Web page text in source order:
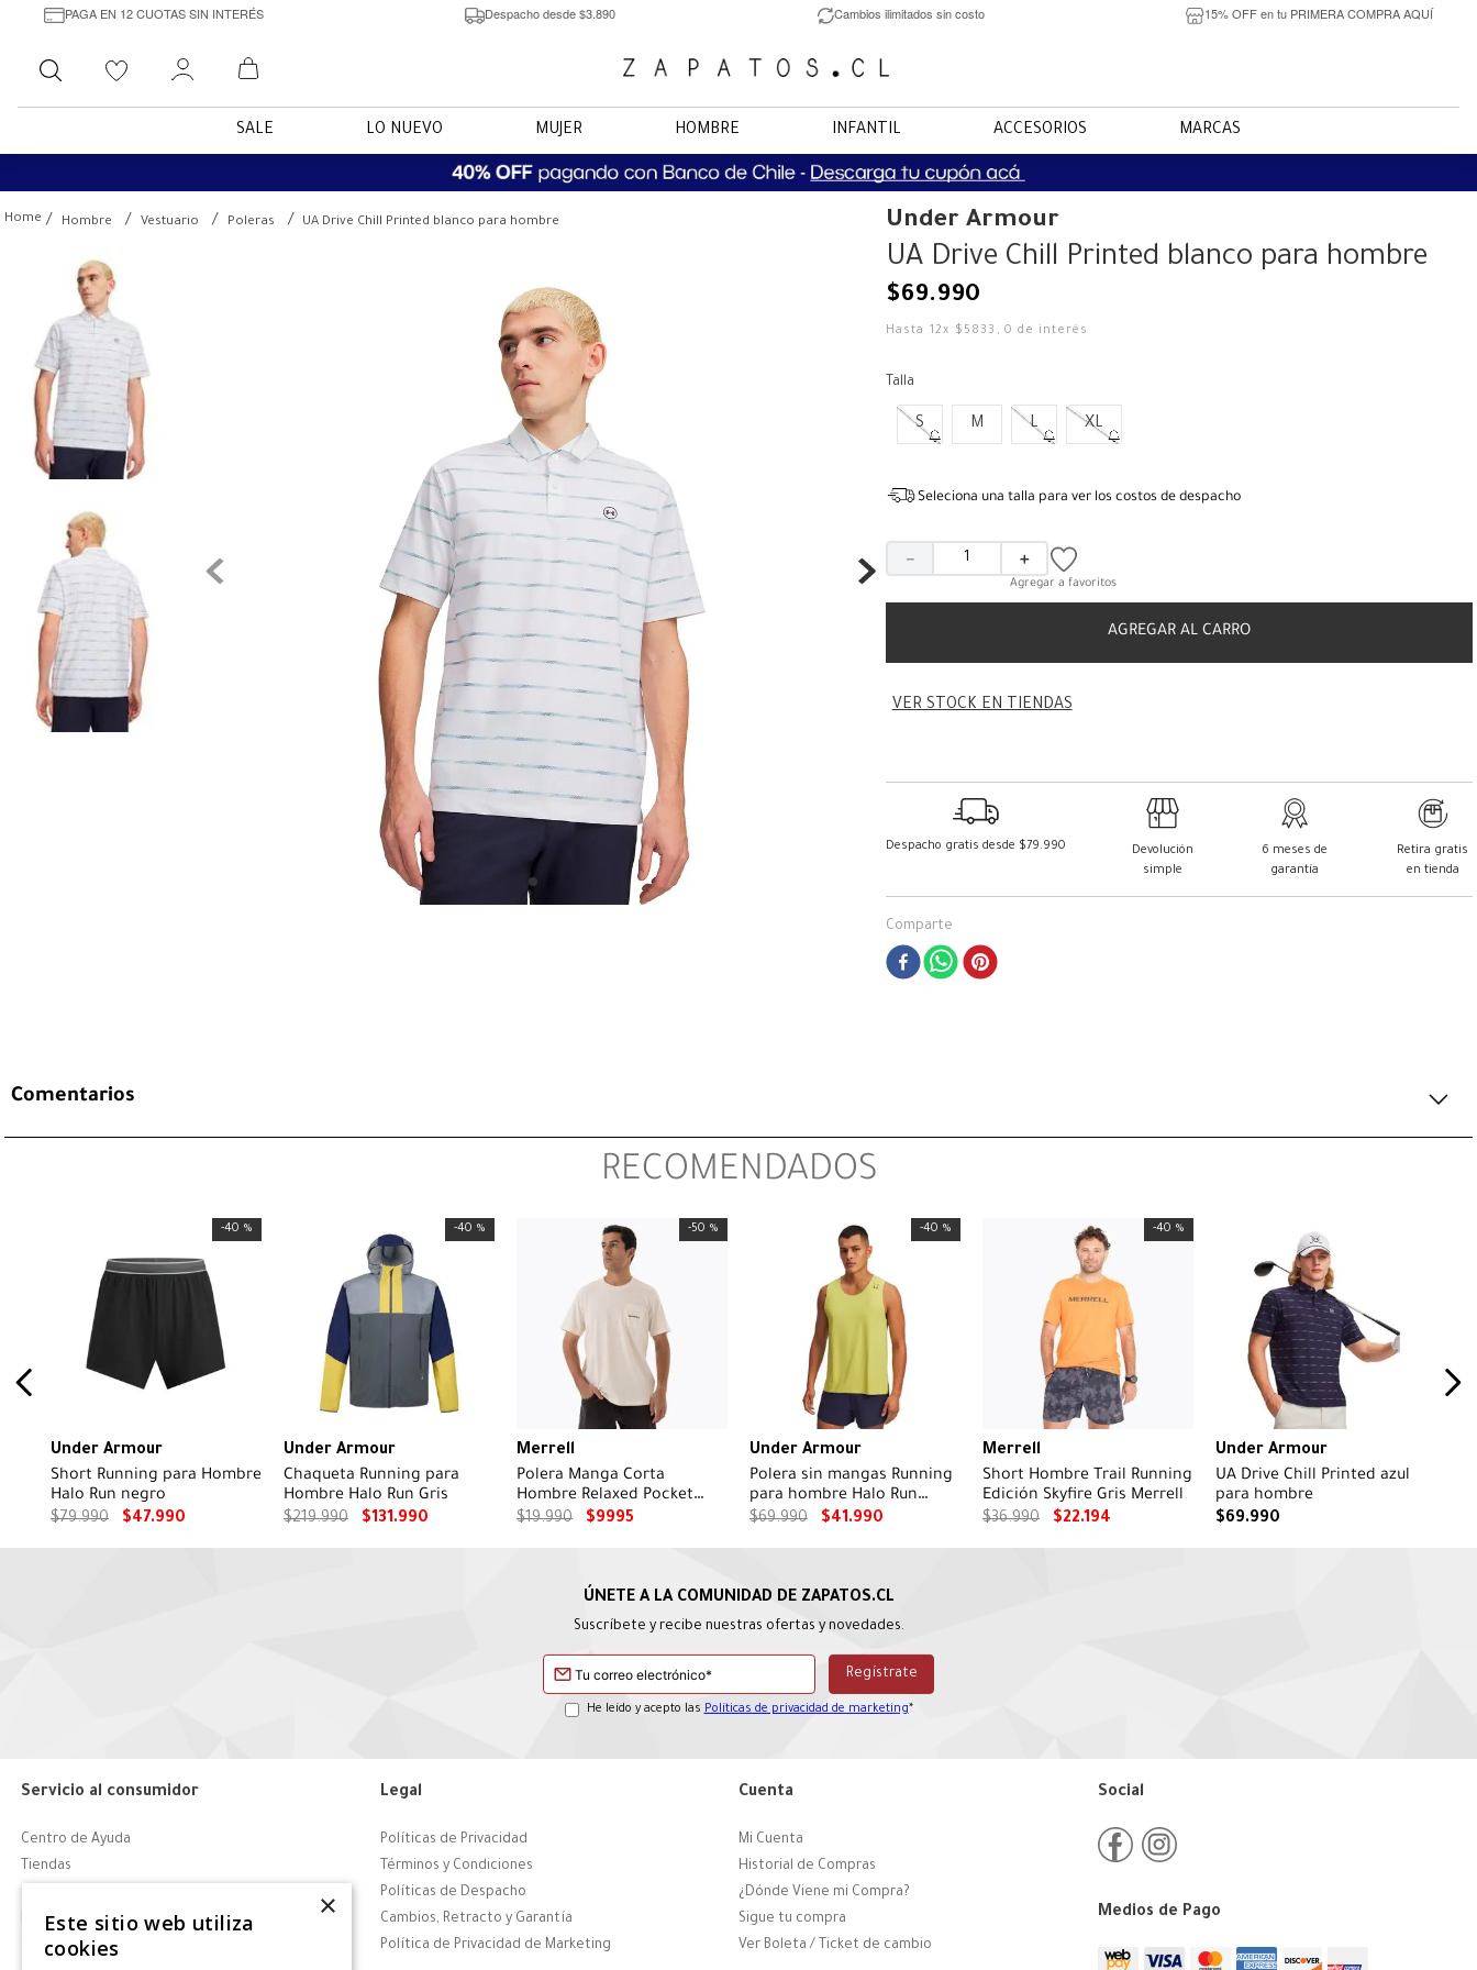
PAGA EN 12 CUOTAS SIN INTERÉS Despacho desde $3.890 Cambios ilimitados sin costo 15% OFF en tu PRIMERA COMPRA AQUÍ
Buscar
SALE LO NUEVO MUJER HOMBRE INFANTIL ACCESORIOS MARCAS
Hombre Vestuario Poleras UA Drive Chill Printed blanco para hombre Under Armour
UA Drive Chill Printed blanco para hombre
$69.990
Hasta 12x $ 5833 ,0 de interés
Talla
S M L XL
Seleciona una talla para ver los costos de despacho
＋
－
AGREGAR AL CARRO
VER STOCK EN TIENDAS
Despacho gratis desde $79.990
Devolución
simple
6 meses de
garantía
Retira gratis
en tienda
Comparte
Comentarios
RECOMENDADOS
-40 %
Under Armour
Short Running para Hombre
Halo Run negro
$79.990 $47.990
-40 %
Under Armour
Chaqueta Running para
Hombre Halo Run Gris
$219.990 $131.990
-50 %
Merrell
Polera Manga Corta
Hombre Relaxed Pocket
Beige Merrell
$19.990 $9995
-40 %
Under Armour
Polera sin mangas Running
para hombre Halo Run
amarillo
$69.990 $41.990
-40 %
Merrell
Short Hombre Trail Running
Edición Skyfire Gris Merrell
$36.990 $22.194
Under Armour
UA Drive Chill Printed azul
para hombre
$69.990
Suscríbete y recibe nuestras ofertas y novedades.
He leído y acepto las Políticas de privacidad de marketing*
Servicio al consumidor
Centro de Ayuda
Tiendas
Retiro en tienda
Giftcard
Legal
Políticas de Privacidad
Términos y Condiciones
Políticas de Despacho
Cambios, Retracto y Garantía
Política de Privacidad de Marketing
Cuenta
Mi Cuenta
Historial de Compras
¿Dónde Viene mi Compra?
Sigue tu compra
Ver Boleta / Ticket de cambio
Social
Medios de Pago
×
Este sitio web utiliza
cookies